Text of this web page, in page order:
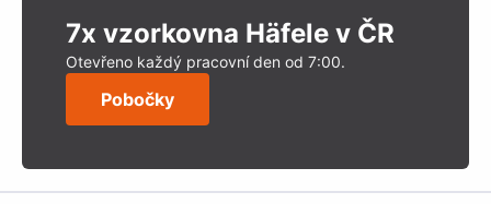
7x vzorkovna Häfele v ČR
Otevřeno každý pracovní den od 7:00.
Pobočky